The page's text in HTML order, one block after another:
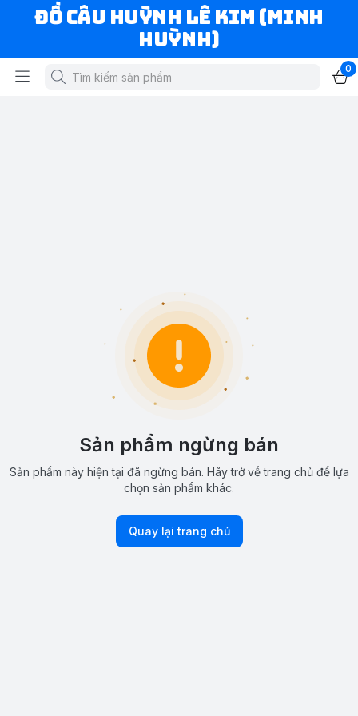
ĐỒ CÂU HUỲNH LÊ KIM (MINH
HUỲNH)
0
Sản phẩm ngừng bán
Sản phẩm này hiện tại đã ngừng bán. Hãy trở về trang chủ để lựa
chọn sản phẩm khác.
Quay lại trang chủ